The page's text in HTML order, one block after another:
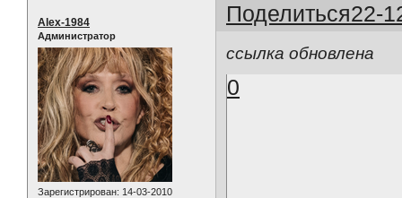
Поделиться22-
Alex-1984
Администратор
Зарегистрирован: 14-03-2010
ссылка обновлена
0